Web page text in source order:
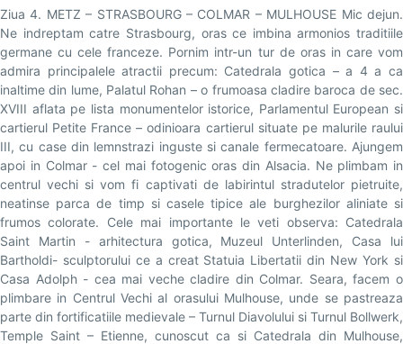
Ziua 4. METZ – STRASBOURG – COLMAR – MULHOUSE Mic dejun.
Ne indreptam catre Strasbourg, oras ce imbina armonios traditiile
germane cu cele franceze. Pornim intr-un tur de oras in care vom
admira principalele atractii precum: Catedrala gotica – a 4 a ca
inaltime din lume, Palatul Rohan – o frumoasa cladire baroca de sec.
XVIII aflata pe lista monumentelor istorice, Parlamentul European si
cartierul Petite France – odinioara cartierul situate pe malurile raului
III, cu case din lemnstrazi inguste si canale fermecatoare. Ajungem
apoi in Colmar - cel mai fotogenic oras din Alsacia. Ne plimbam in
centrul vechi si vom fi captivati de labirintul stradutelor pietruite,
neatinse parca de timp si casele tipice ale burghezilor aliniate si
frumos colorate. Cele mai importante le veti observa: Catedrala
Saint Martin - arhitectura gotica, Muzeul Unterlinden, Casa lui
Bartholdi- sculptorului ce a creat Statuia Libertatii din New York si
Casa Adolph - cea mai veche cladire din Colmar. Seara, facem o
plimbare in Centrul Vechi al orasului Mulhouse, unde se pastreaza
parte din fortificatiile medievale – Turnul Diavolului si Turnul Bollwerk,
Temple Saint – Etienne, cunoscut ca si Catedrala din Mulhouse,